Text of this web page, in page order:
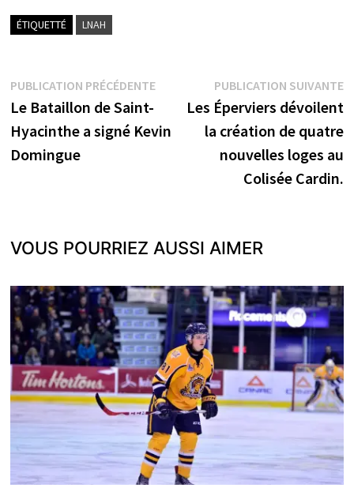
ÉTIQUETTÉ LNAH
Navigation
de
l’article
PUBLICATION PRÉCÉDENTEPublication
précédente :
Le Bataillon de Saint-
Hyacinthe a signé Kevin
Domingue
PUBLICATION SUIVANTE
Les Éperviers dévoilent
la création de quatre
nouvelles loges au
Colisée Cardin.
VOUS POURRIEZ AUSSI AIMER